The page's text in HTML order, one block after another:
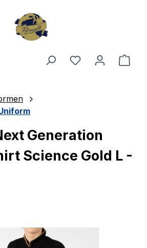
Du hast 0
Generation
Science Gold L -